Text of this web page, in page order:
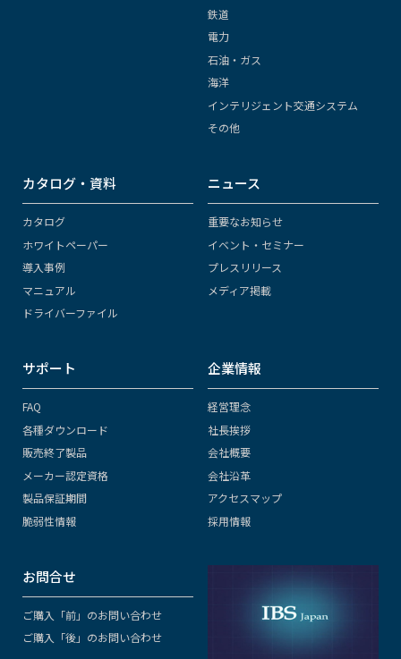
鉄道
電力
石油・ガス
海洋
インテリジェント交通システム
その他
カタログ・資料
カタログ
ホワイトペーパー
導入事例
マニュアル
ドライバーファイル
ニュース
重要なお知らせ
イベント・セミナー
プレスリリース
メディア掲載
サポート
FAQ
各種ダウンロード
販売終了製品
メーカー認定資格
製品保証期間
脆弱性情報
企業情報
経営理念
社長挨拶
会社概要
会社沿革
アクセスマップ
採用情報
お問合せ
ご購入「前」のお問い合わせ
ご購入「後」のお問い合わせ